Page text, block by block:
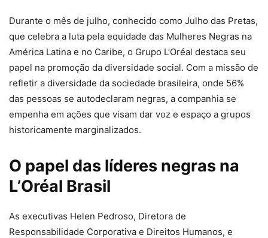
Durante o mês de julho, conhecido como Julho das Pretas,
que celebra a luta pela equidade das Mulheres Negras na
América Latina e no Caribe, o Grupo L’Oréal destaca seu
papel na promoção da diversidade social. Com a missão de
refletir a diversidade da sociedade brasileira, onde 56%
das pessoas se autodeclaram negras, a companhia se
empenha em ações que visam dar voz e espaço a grupos
historicamente marginalizados.
O papel das líderes negras na
L’Oréal Brasil
As executivas Helen Pedroso, Diretora de
Responsabilidade Corporativa e Direitos Humanos, e